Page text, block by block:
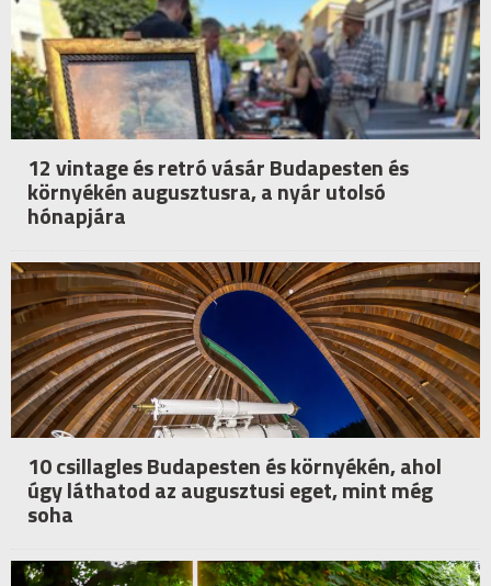
12 vintage és retró vásár Budapesten és
környékén augusztusra, a nyár utolsó
hónapjára
10 csillagles Budapesten és környékén, ahol
úgy láthatod az augusztusi eget, mint még
soha